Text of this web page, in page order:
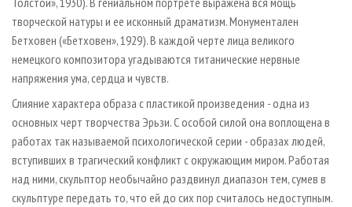
творческой натуры и ее исконный драматизм. Монументален
Бетховен («Бетховен», 1929). В каждой черте лица великого
немецкого композитора угадываются титанические нервные
напряжения ума, сердца и чувств.
Слияние характера образа с пластикой произведения - одна из
основных черт творчества Эрьзи. С особой силой она воплощена в
работах так называемой психологической серии - образах людей,
вступивших в трагический конфликт с окружающим миром. Работая
над ними, скульптор необычайно раздвинул диапазон тем, сумев в
скульптуре передать то, что ей до сих пор считалось недоступным.